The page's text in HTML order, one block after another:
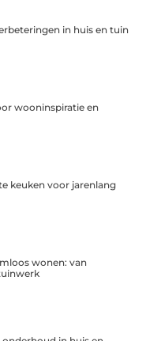
in huis en tuin
wooninspiratie en
keuken voor jarenlang
wonen: van